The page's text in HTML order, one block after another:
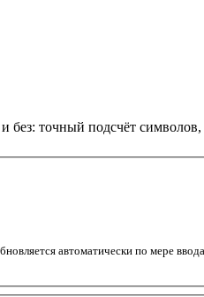
без: точный подсчёт
автоматически по мере ввода